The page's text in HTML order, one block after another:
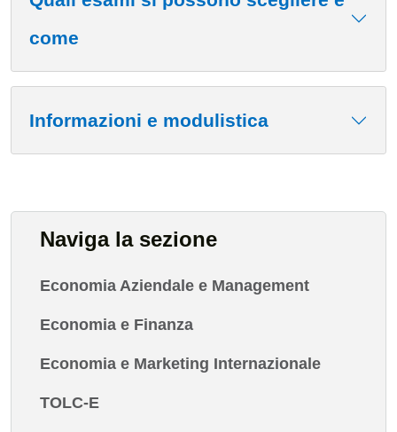
come
Informazioni e modulistica
Naviga la sezione
Economia Aziendale e Management
Economia e Finanza
Economia e Marketing Internazionale
TOLC-E